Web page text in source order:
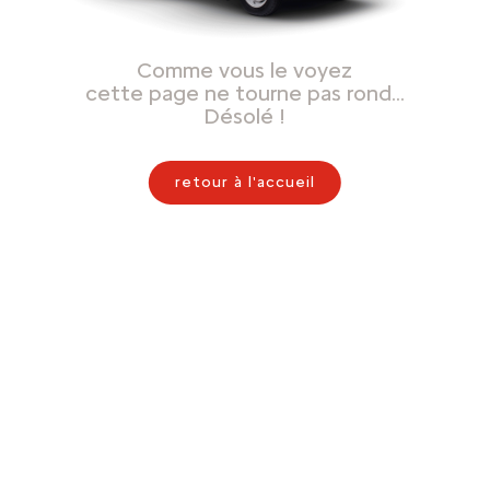
Comme vous le voyez
cette page ne tourne pas rond…
Désolé !
retour à l'accueil